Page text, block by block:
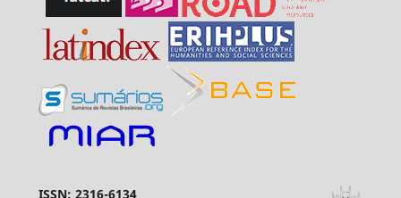
ISSN: 2316-6134